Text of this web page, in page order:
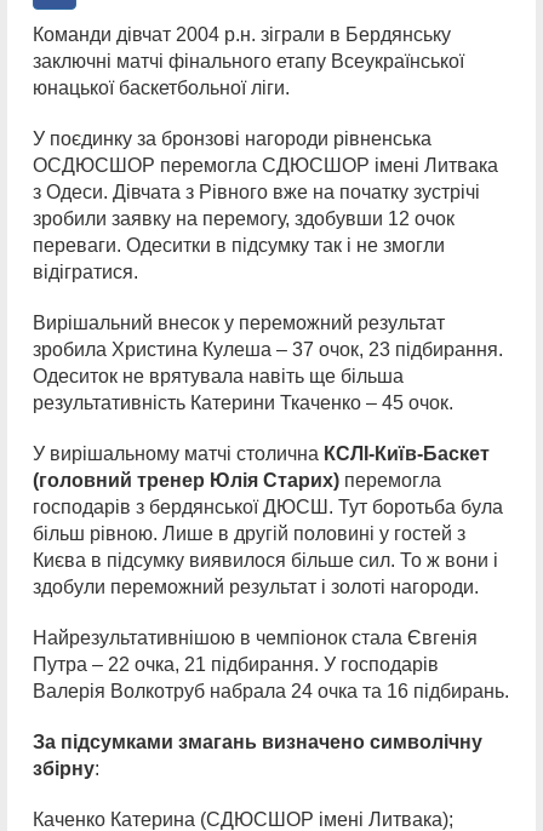
Команди дівчат 2004 р.н. зіграли в Бердянську
заключні матчі фінального етапу Всеукраїнської
юнацької баскетбольної ліги.
У поєдинку за бронзові нагороди рівненська
ОСДЮСШОР перемогла СДЮСШОР імені Литвака
з Одеси. Дівчата з Рівного вже на початку зустрічі
зробили заявку на перемогу, здобувши 12 очок
переваги. Одеситки в підсумку так і не змогли
відігратися.
Вирішальний внесок у переможний результат
зробила Христина Кулеша – 37 очок, 23 підбирання.
Одеситок не врятувала навіть ще більша
результативність Катерини Ткаченко – 45 очок.
У вирішальному матчі столична КСЛІ-Київ-Баскет
(головний тренер Юлія Старих) перемогла
господарів з бердянської ДЮСШ. Тут боротьба була
більш рівною. Лише в другій половині у гостей з
Києва в підсумку виявилося більше сил. То ж вони і
здобули переможний результат і золоті нагороди.
Найрезультативнішою в чемпіонок стала Євгенія
Путра – 22 очка, 21 підбирання. У господарів
Валерія Волкотруб набрала 24 очка та 16 підбирань.
За підсумками змагань визначено символічну
збірну:
Каченко Катерина (СДЮСШОР імені Литвака);